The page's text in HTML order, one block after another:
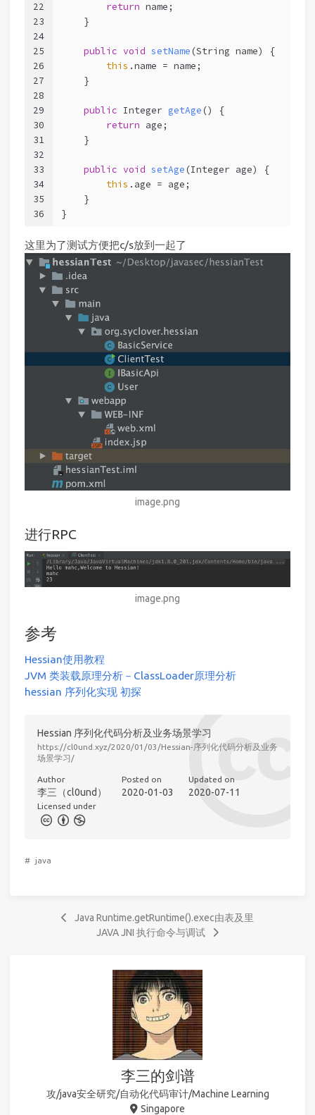
22
23
24
25
26
27
28
29
30
31
32
33
34
35
36
return name;
    }
public void setName (String name)
{
this .name = name;
    }
public Integer getAge ()
{
return age;
    }
public void setAge (Integer age)
{
this .age = age;
    }
}
这里为了测试方便把c/s放到一起了
image.png
进行RPC
image.png
参考
Hessian使用教程
JVM 类装载原理分析－ClassLoader原理分析
hessian 序列化实现 初探
Hessian 序列化代码分析及业务场景学习
https://cl0und.xyz/2020/01/03/Hessian-序列化代码分析及业务
场景学习/
Author
李三（cl0und）
Posted on
2020-01-03
Updated on
2020-07-11
Licensed under
# java
Java Runtime.getRuntime().exec由表及里
JAVA JNI 执行命令与调试
李三的剑谱
攻/java安全研究/自动化代码审计/Machine Learning
Singapore